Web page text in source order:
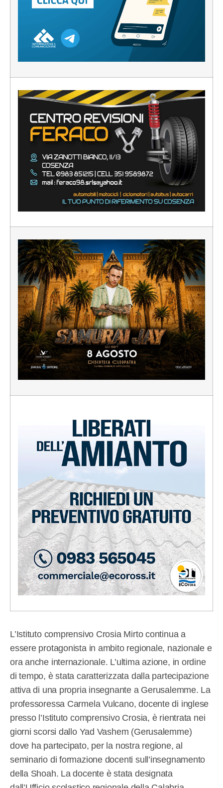
L’Istituto comprensivo Crosia Mirto continua a
essere protagonista in ambito regionale, nazionale e
ora anche internazionale. L’ultima azione, in ordine
di tempo, è stata caratterizzata dalla partecipazione
attiva di una propria insegnante a Gerusalemme. La
professoressa Carmela Vulcano, docente di inglese
presso l’Istituto comprensivo Crosia, è rientrata nei
giorni scorsi dallo Yad Vashem (Gerusalemme)
dove ha partecipato, per la nostra regione, al
seminario di formazione docenti sull’insegnamento
della Shoah. La docente è stata designata